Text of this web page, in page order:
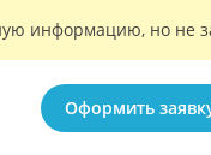
информацию, но не
Оформить